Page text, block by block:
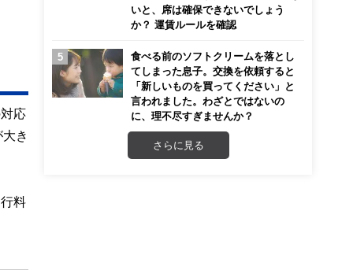
応
き
料
いと、席は確保できないでしょう
か？ 運賃ルールを確認
食べる前のソフトクリームを落とし
てしまった息子。交換を依頼すると
「新しいものを買ってください」と
言われました。わざとではないの
に、理不尽すぎませんか？
さらに見る